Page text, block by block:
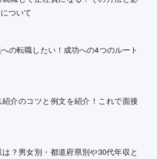
ついて
の転職したい！成功への4つのルート
介のコツと例文を紹介！これで面接
？男女別・都道府県別や30代年収と